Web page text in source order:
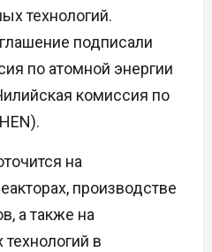
технологий.
подписали
по атомной энергии
комиссия по
на
производстве
а также на
в